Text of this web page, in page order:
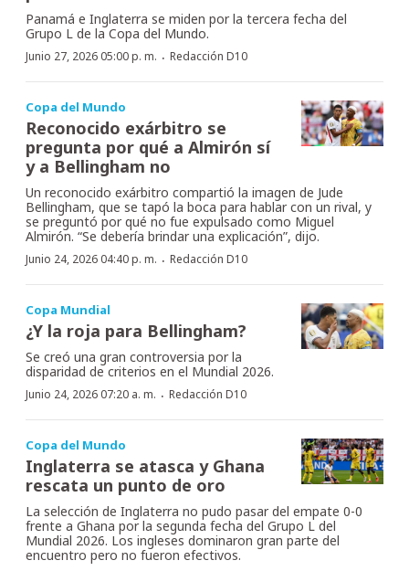
Panamá e Inglaterra se miden por la tercera fecha del
Grupo L de la Copa del Mundo.
Junio 27, 2026 05:00 p. m. · Redacción D10
Copa del Mundo
Reconocido exárbitro se
pregunta por qué a Almirón sí
y a Bellingham no
Un reconocido exárbitro compartió la imagen de Jude
Bellingham, que se tapó la boca para hablar con un rival, y
se preguntó por qué no fue expulsado como Miguel
Almirón. “Se debería brindar una explicación”, dijo.
Junio 24, 2026 04:40 p. m. · Redacción D10
Copa Mundial
¿Y la roja para Bellingham?
Se creó una gran controversia por la
disparidad de criterios en el Mundial 2026.
Junio 24, 2026 07:20 a. m. · Redacción D10
Copa del Mundo
Inglaterra se atasca y Ghana
rescata un punto de oro
La selección de Inglaterra no pudo pasar del empate 0-0
frente a Ghana por la segunda fecha del Grupo L del
Mundial 2026. Los ingleses dominaron gran parte del
encuentro pero no fueron efectivos.